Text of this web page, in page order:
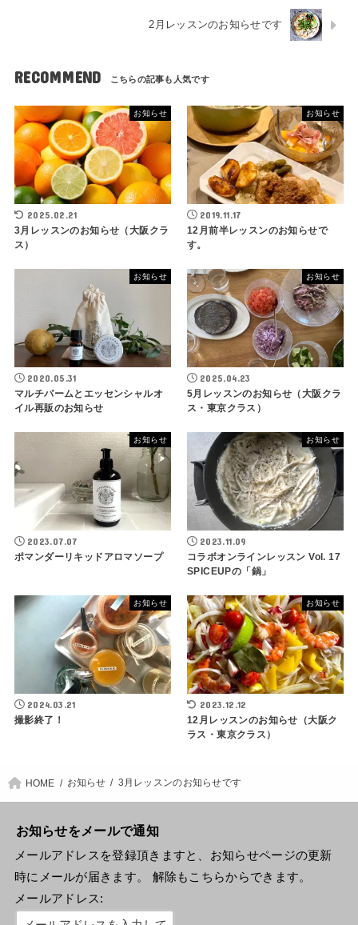
2月レッスンのお知らせです
RECOMMEND
お知らせ
2025.02.21
3月レッスンのお知らせ（大阪クラ
ス）
お知らせ
2019.11.17
12月前半レッスンのお知らせで
す。
お知らせ
2020.05.31
マルチバームとエッセンシャルオ
イル再販のお知らせ
お知らせ
2025.04.23
5月レッスンのお知らせ（大阪クラ
ス・東京クラス）
お知らせ
2023.07.07
ポマンダーリキッドアロマソープ
お知らせ
2023.11.09
コラボオンラインレッスン Vol. 17
SPICEUPの「鍋」
お知らせ
2024.03.21
撮影終了！
お知らせ
2023.12.12
12月レッスンのお知らせ（大阪ク
ラス・東京クラス）
HOME お知らせ 3月レッスンのお知らせです
お知らせをメールで通知
メールアドレスを登録頂きますと、お知らせページの更新
時にメールが届きます。 解除もこちらからできます。
メールアドレス: